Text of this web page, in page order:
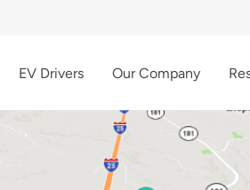
EV Drivers Our Company